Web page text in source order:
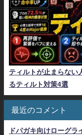
ティルトが止まらな
るティルト対策4選
最近のコメント
ドパガキ向けローグ